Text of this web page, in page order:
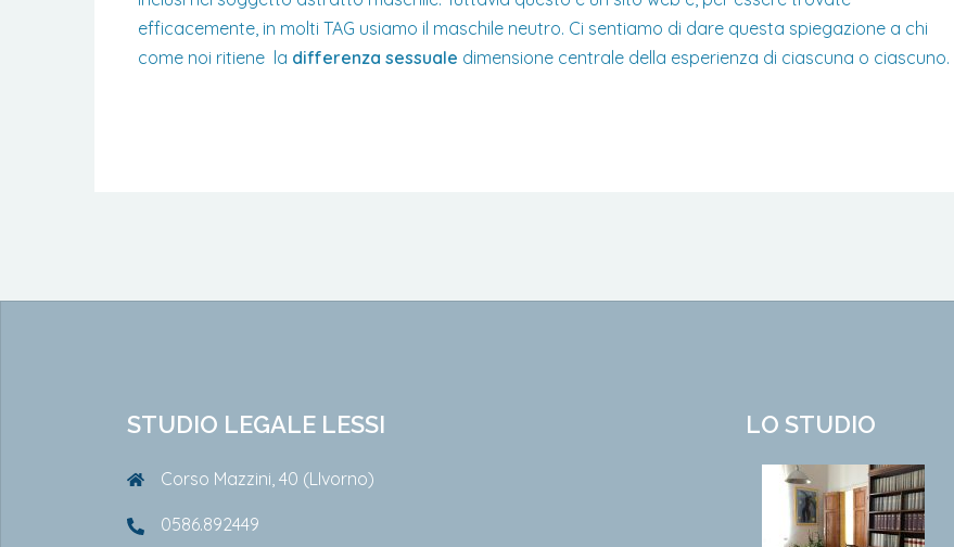
efficacemente, in molti TAG usiamo il maschile neutro. Ci sentiamo di dare questa spiegazione a chi
come noi ritiene la differenza sessuale dimensione centrale della esperienza di ciascuna o ciascuno.
STUDIO LEGALE LESSI
Corso Mazzini, 40 (LIvorno)
0586.892449
LO STUDIO